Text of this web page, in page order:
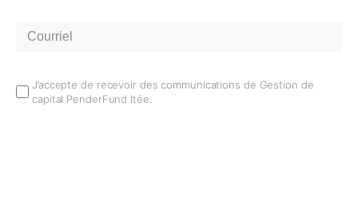
Courriel*
Email
Opt
J’accepte de recevoir des communications de Gestion de
capital PenderFund ltée.